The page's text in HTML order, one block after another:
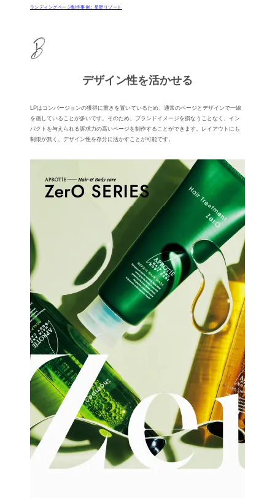
ランディングページ制作事例：星野リゾート
デザイン性を活かせる
LPはコンバージョンの獲得に重きを置いているため、通常のページとデザインで⼀線
を画していることが多いです。そのため、ブランドイメージを損なうことなく、イン
パクトを与えられる訴求⼒の⾼いページを制作することができます。レイアウトにも
制限が無く、デザイン性を存分に活かすことが可能です。